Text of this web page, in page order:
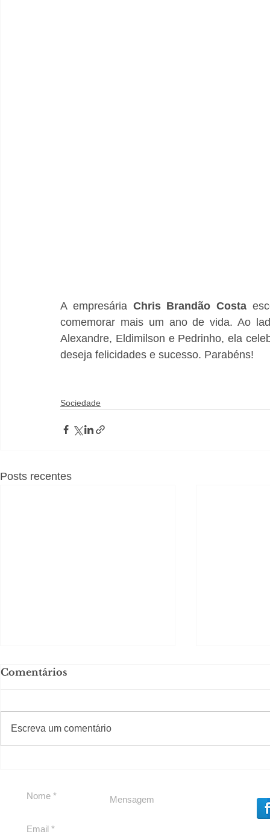
A empresária Chris Brandão Costa
comemorar mais um ano de vida. Ao
Alexandre, Eldimilson e Pedrinho, ela
deseja felicidades e sucesso. Parabéns!
Sociedade
Posts recentes
Comentários
Escreva um comentário
#Sugestões